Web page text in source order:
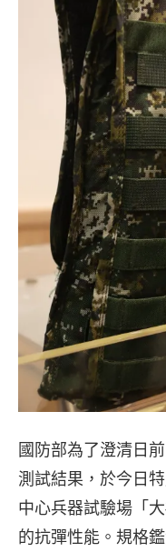
國防部為了澄清日
測試結果，於今日
中心兵器試驗場「
的抗彈性能。規格